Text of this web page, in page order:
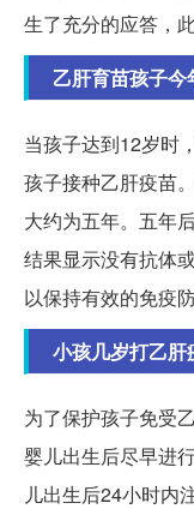
生了充分的应答，
乙肝育苗孩子
当孩子达到12岁时
孩子接种乙肝疫苗
大约为五年。五年
结果显示没有抗体
以保持有效的免疫防
小孩几岁打乙肝
为了保护孩子免受
婴儿出生后尽早进
儿出生后24小时内